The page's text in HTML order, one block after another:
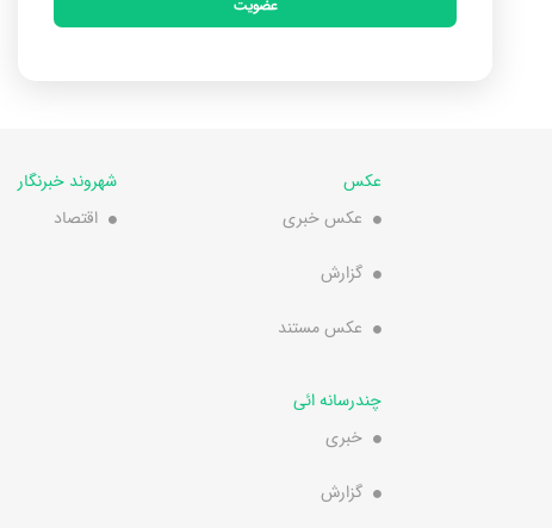
عکس
عکس خبری
گزارش
عکس مستند
چندرسانه ائی
خبری
گزارش
شهروند خبرنگار
اقتصاد